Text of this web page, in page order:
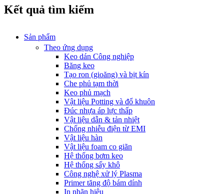
Kết quả tìm kiếm
Sản phẩm
Theo ứng dụng
Keo dán Công nghiệp
Băng keo
Tạo ron (gioăng) và bịt kín
Che phủ tạm thời
Keo phủ mạch
Vật liệu Potting và đổ khuôn
Đúc nhựa áp lực thấp
Vật liệu dẫn & tản nhiệt
Chống nhiễu điện từ EMI
Vật liệu hàn
Vật liệu foam co giãn
Hệ thống bơm keo
Hệ thống sấy khô
Công nghệ xử lý Plasma
Primer tăng độ bám dính
In nhãn hiệu